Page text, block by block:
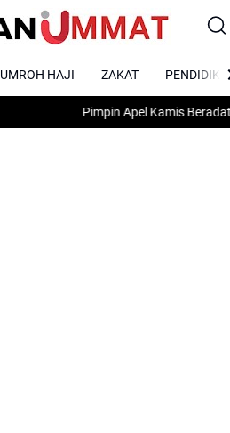
UMROH HAJI ZAKAT
Pimpin Apel Kamis Beradat, Karo